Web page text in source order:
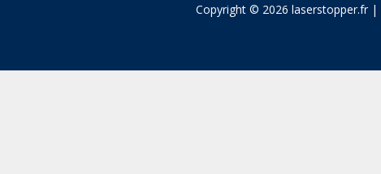
Copyright © 2026 laserstopper.fr |